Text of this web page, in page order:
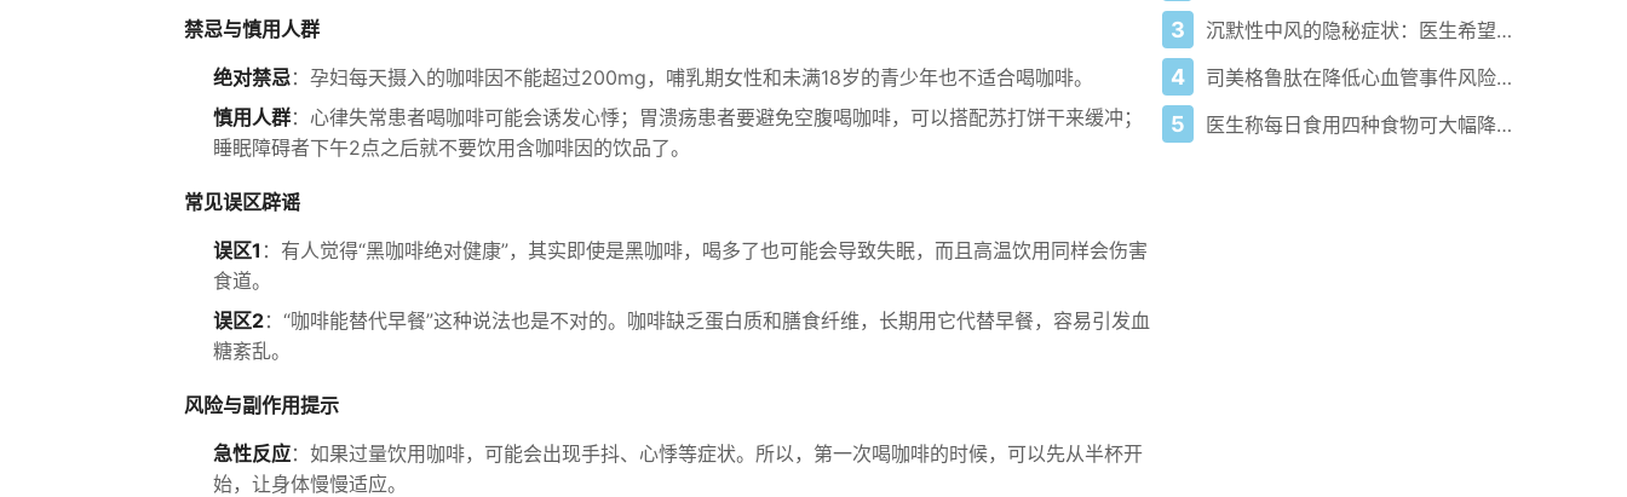
禁忌与慎用人群
绝对禁忌：孕妇每天摄入的咖啡因不能超过200mg，哺乳期女性和未满18岁的青少年也不适合喝咖啡。
慎用人群：心律失常患者喝咖啡可能会诱发心悸；胃溃疡患者要避免空腹喝咖啡，可以搭配苏打饼干来缓冲；
睡眠障碍者下午2点之后就不要饮用含咖啡因的饮品了。
常见误区辟谣
误区1 ：有人觉得“黑咖啡绝对健康”，其实即使是黑咖啡，喝多了也可能会导致失眠，而且高温饮用同样会伤害
食道。
误区2：“咖啡能替代早餐”这种说法也是不对的。咖啡缺乏蛋白质和膳食纤维，长期用它代替早餐，容易引发血
糖紊乱。
风险与副作用提示
急性反应：如果过量饮用咖啡，可能会出现手抖、心悸等症状。所以，第一次喝咖啡的时候，可以先从半杯开
始，让身体慢慢适应。
3 沉默性中风的隐秘症状：医生希望女性了解的信号及如何降低风险
4 司美格鲁肽在降低心血管事件风险方面优于替尔泊肽
5 医生称每日食用四种食物可大幅降低癌症风险